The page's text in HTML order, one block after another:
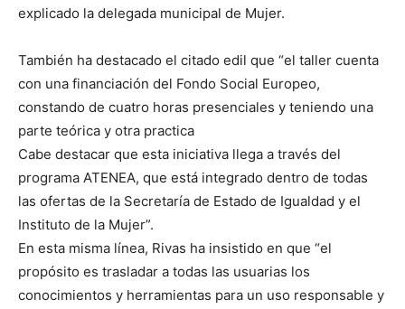
explicado la delegada municipal de Mujer.
También ha destacado el citado edil que “el taller cuenta
con una financiación del Fondo Social Europeo,
constando de cuatro horas presenciales y teniendo una
parte teórica y otra practica
Cabe destacar que esta iniciativa llega a través del
programa ATENEA, que está integrado dentro de todas
las ofertas de la Secretaría de Estado de Igualdad y el
Instituto de la Mujer”.
En esta misma línea, Rivas ha insistido en que “el
propósito es trasladar a todas las usuarias los
conocimientos y herramientas para un uso responsable y